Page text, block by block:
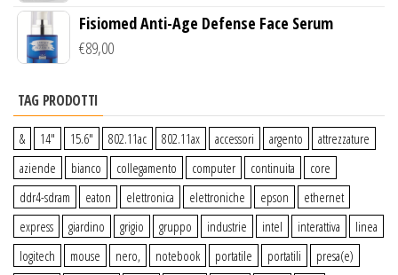
Fisiomed Anti-Age Defense Face Serum
€89,00
TAG PRODOTTI
& 14″ 15.6″ 802.11ac 802.11ax accessori argento
attrezzature
aziende
bianco collegamento computer continuita
core
ddr4-sdram
eaton elettronica elettroniche epson
ethernet
express
giardino grigio gruppo industrie intel interattiva
linea
logitech
mouse nero, notebook portatile portatili presa(e)